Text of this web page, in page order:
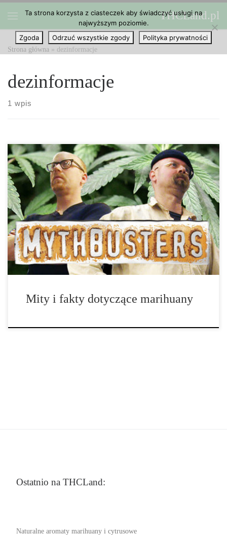
Przejdź do treści THCLand.pl
Strona główna » dezinformacje
dezinformacje
1 wpis
Dezinformacje i mity dotyczące marihuany krążą wciąż po
dzisiejszym świecie, więc jeśli jesteś kimś, kto chce zacząć ją
stosować do celów medycznych, możesz czuć się zagubiony w
obliczu tych wszystkich informacji. Cóż, nie ma się co dziwić,
opinia publiczna, władze […]
Mity i fakty dotyczące marihuany
Ostatnio na THCLand:
Naturalne aromaty marihuany i cytrusowe
Ta strona korzysta z ciasteczek aby świadczyć usługi na
najwyższym poziomie.
Zgoda
Odrzuć wszystkie zgody Polityka prywatności